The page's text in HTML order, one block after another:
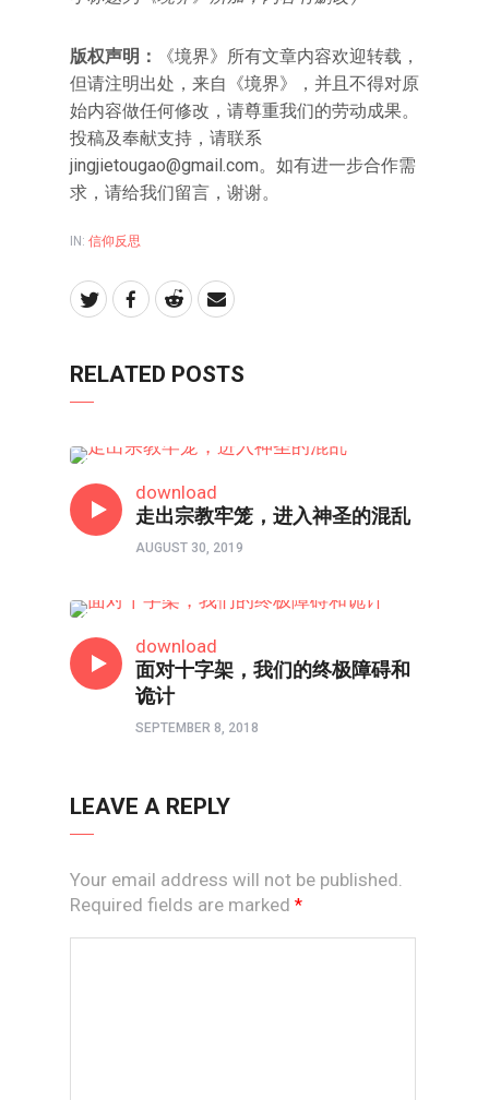
版权声明：
《境界》所有文章内容欢迎转载，
但请注明出处，来自《境界》，并且不得对原
始内容做任何修改，请尊重我们的劳动成果。
投稿及奉献支持，请联系
jingjietougao@gmail.com。如有进一步合作需
求，请给我们留言，谢谢。
IN: 信仰反思
RELATED POSTS
download
走出宗教牢笼，进入神圣的混乱
AUGUST 30, 2019
download
面对十字架，我们的终极障碍和
诡计
SEPTEMBER 8, 2018
LEAVE A REPLY
Your email address will not be published.
Required fields are marked *